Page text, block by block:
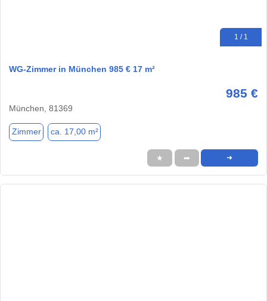
1 / 1
WG-Zimmer in München 985 € 17 m²
985 €
München, 81369
Zimmer ca. 17,00 m²
★ ➦ ➜